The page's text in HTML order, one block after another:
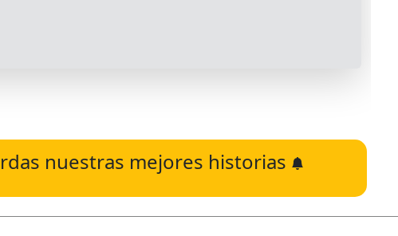
nuestras mejores historias